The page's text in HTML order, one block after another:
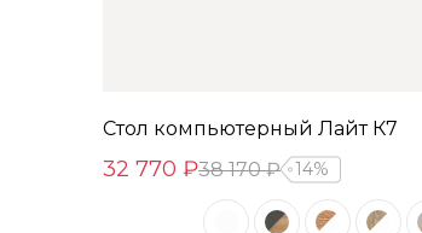
Стол компьютерный Лайт К7
32 770 ₽38 170 ₽ 14%